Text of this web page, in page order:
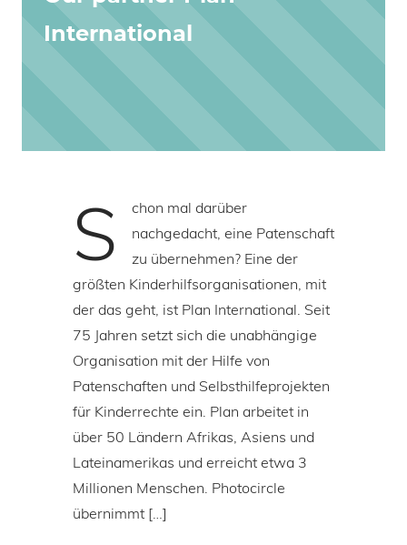
International
S
chon mal darüber
nachgedacht, eine Patenschaft
zu übernehmen? Eine der
größten Kinderhilfsorganisationen, mit
der das geht, ist Plan International. Seit
75 Jahren setzt sich die unabhängige
Organisation mit der Hilfe von
Patenschaften und Selbsthilfeprojekten
für Kinderrechte ein. Plan arbeitet in
über 50 Ländern Afrikas, Asiens und
Lateinamerikas und erreicht etwa 3
Millionen Menschen. Photocircle
übernimmt […]